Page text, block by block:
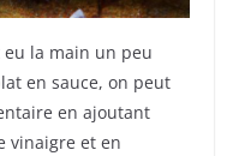
eu la main un peu
en sauce, on peut
en ajoutant
vinaigre et en